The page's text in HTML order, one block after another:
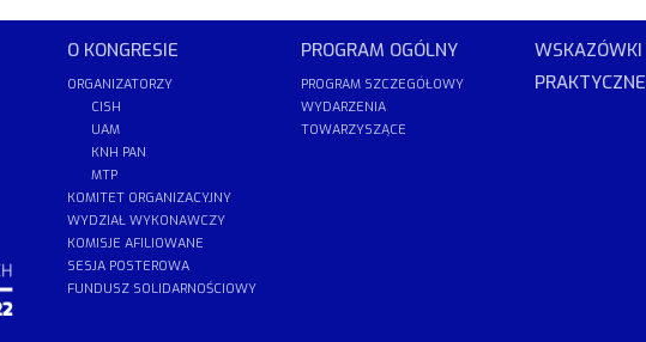
O KONGRESIE
ORGANIZATORZY
CISH
UAM
KNH PAN
MTP
KOMITET ORGANIZACYJNY
WYDZIAŁ WYKONAWCZY
KOMISJE AFILIOWANE
SESJA POSTEROWA
FUNDUSZ SOLIDARNOŚCIOWY
PROGRAM OGÓLNY
PROGRAM SZCZEGÓŁOWY
WYDARZENIA
TOWARZYSZĄCE
WSKAZÓWKI
PRAKTYCZNE